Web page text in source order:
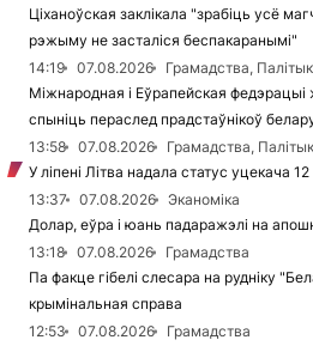
Ціханоўская заклікала "зрабіць усё
рэжыму не засталіся беспакаранымі"
14:19
07.08.2026
Грамадства,
Міжнародная і Еўрапейская
спыніць пераслед прадстаўнікоў
13:58
07.08.2026
Грамадства,
У ліпені Літва надала статус уцекача
13:37
07.08.2026
Эканоміка
Долар, еўра і юань падаражэлі на
13:18
07.08.2026
Грамадства
Па факце гібелі слесара на рудніку
крымінальная справа
12:53
07.08.2026
Грамадства